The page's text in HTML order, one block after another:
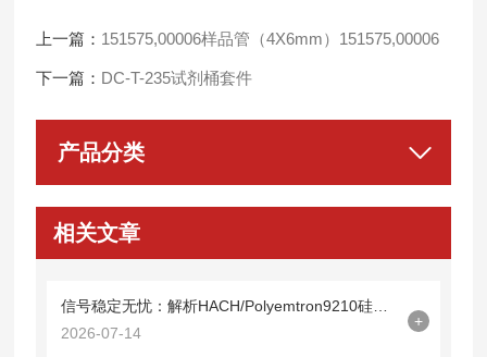
上一篇： 151575,00006样品管（4X6mm）151575,00006
下一篇： DC-T-235试剂桶套件
产品分类
相关文章
2026-07-14
+